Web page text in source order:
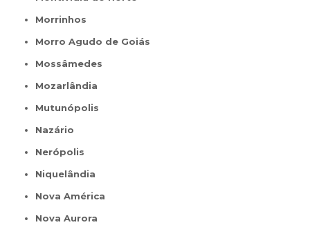
Morrinhos
Morro Agudo de Goiás
Mossâmedes
Mozarlândia
Mutunópolis
Nazário
Nerópolis
Niquelândia
Nova América
Nova Aurora